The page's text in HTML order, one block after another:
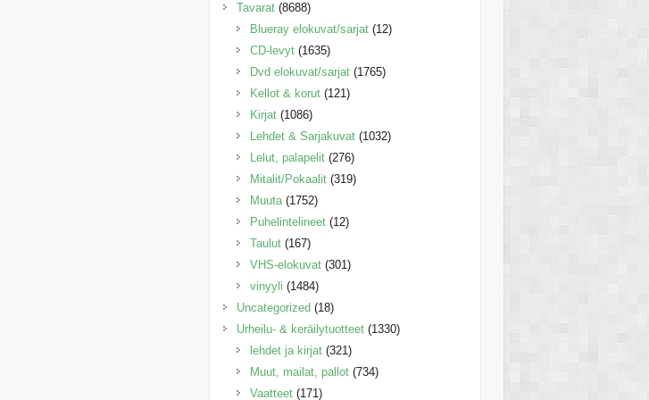
Tavarat (8688)
Blueray elokuvat/sarjat (12)
CD-levyt (1635)
Dvd elokuvat/sarjat (1765)
Kellot & korut (121)
Kirjat (1086)
Lehdet & Sarjakuvat (1032)
Lelut, palapelit (276)
Mitalit/Pokaalit (319)
Muuta (1752)
Puhelintelineet (12)
Taulut (167)
VHS-elokuvat (301)
vinyyli (1484)
Uncategorized (18)
Urheilu- & keräilytuotteet (1330)
lehdet ja kirjat (321)
Muut, mailat, pallot (734)
Vaatteet (171)